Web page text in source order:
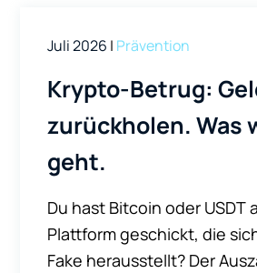
Juli 2026 | Prävention
Krypto-Betrug:
zurückholen. Was
geht.
Du hast Bitcoin oder USDT
Plattform geschickt, die
Fake herausstellt? Der